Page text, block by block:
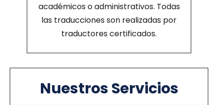
académicos o administrativos. Todas
las traducciones son realizadas por
traductores certificados.
Nuestros Servicios